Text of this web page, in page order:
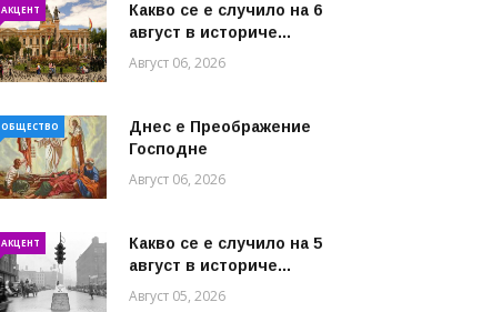
АКЦЕНТ
Какво се е случило на 6
август в историче...
Август 06, 2026
ОБЩЕСТВО
Днес е Преображение
Господне
Август 06, 2026
АКЦЕНТ
Какво се е случило на 5
август в историче...
Август 05, 2026